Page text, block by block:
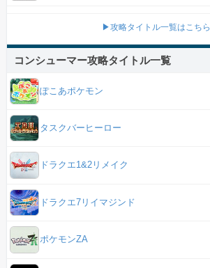
▶攻略タイトル一覧はこちら
コンシューマー攻略タイトル一覧
ぽこあポケモン
タスクバーヒーロー
ドラクエ1&2リメイク
ドラクエ7リイマジンド
ポケモンZA